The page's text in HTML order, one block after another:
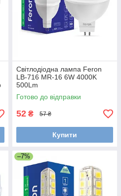
Світлодіодна лампа Feron
LB-716 MR-16 6W 4000K
500Lm
Готово до відправки
52 ₴ 57 ₴
Купити
–7%